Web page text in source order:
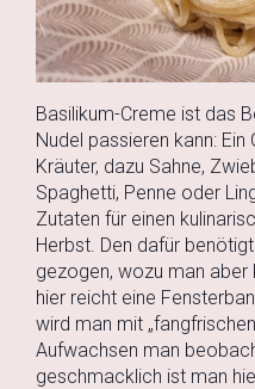
Basilikum-Creme ist das
Nudel passieren kann:
Kräuter, dazu Sahne,
Spaghetti, Penne oder
Zutaten für einen
Herbst. Den dafür
gezogen, wozu man aber
hier reicht eine
wird man mit
Aufwachsen man
geschmacklich ist man